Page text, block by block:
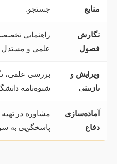
منابع
جستجو.
نگارش
فصول
راهنمایی
علمی و
ویرایش و
بازبینی
بررسی علمی،
شیوه‌نامه
آماده‌سازی
دفاع
مشاوره در تهیه
پاسخگویی به